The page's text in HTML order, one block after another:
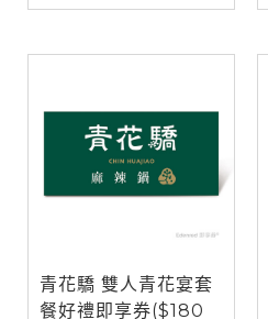
青花驕 雙人青花宴套
餐好禮即享券($180